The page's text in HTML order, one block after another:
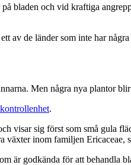
bladen och vid kraftiga
av de länder som inte har
Men några nya plantor
.
visar sig först som små gula
inom familjen Ericaceae,
är godkända för att behandla